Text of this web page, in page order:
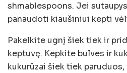
shmablespoons. Jei
panaudoti kiaušiniui kepti
Pakelkite ugnį šiek tiek ir
keptuvę. Kepkite bulves ir
kukurūzai šiek tiek